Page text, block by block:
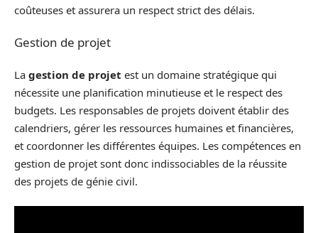
coûteuses et assurera un respect strict des délais.
Gestion de projet
La gestion de projet est un domaine stratégique qui
nécessite une planification minutieuse et le respect des
budgets. Les responsables de projets doivent établir des
calendriers, gérer les ressources humaines et financières,
et coordonner les différentes équipes. Les compétences en
gestion de projet sont donc indissociables de la réussite
des projets de génie civil.